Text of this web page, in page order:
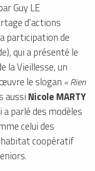
Guy LE
d’actions
participation de
qui a présenté le
la Vieillesse, un
le slogan « Rien
aussi Nicole MARTY
parlé des modèles
celui des
coopératif